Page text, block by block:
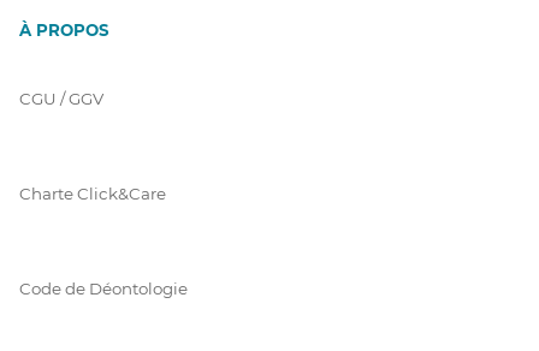
À PROPOS
CGU / GGV
Charte Click&Care
Code de Déontologie